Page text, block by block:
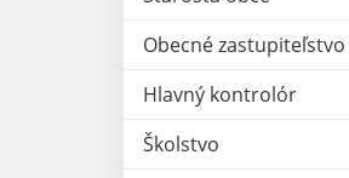
Obecné zastupiteľstvo
Hlavný kontrolór
Školstvo